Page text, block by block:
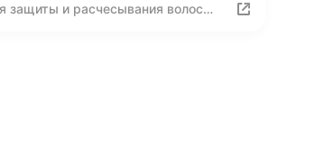
защиты и расчесывания волос